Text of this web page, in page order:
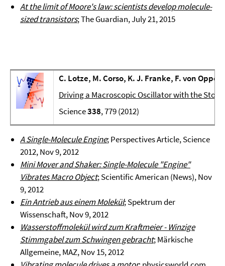
At the limit of Moore's law: scientists develop molecule-
sized transistors; The Guardian, July 21, 2015
C. Lotze, M. Corso, K. J. Franke, F. von
Driving a Macroscopic Oscillator with the
Science338, 779 (2012)
A Single-Molecule Engine; Perspectives Article, Science
2012, Nov 9, 2012
Mini Mover and Shaker: Single-Molecule "Engine"
Vibrates Macro Object; Scientific American (News), Nov
9, 2012
Ein Antrieb aus einem Molekül; Spektrum der
Wissenschaft, Nov 9, 2012
Wasserstoffmolekül wird zum Kraftmeier - Winzige
Stimmgabel zum Schwingen gebracht; Märkische
Allgemeine, MAZ, Nov 15, 2012